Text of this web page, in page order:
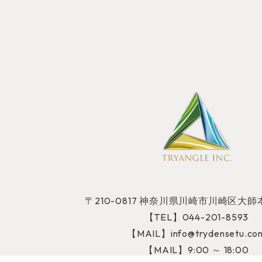
〒210-0817神奈川県川崎市川崎区大師
【TEL】044-201-8593
【MAIL】
【MAIL】9:00 ～ 18:00